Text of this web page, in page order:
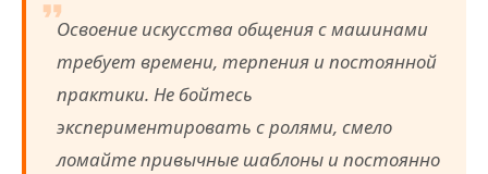
Освоение искусства общения с машинами
требует времени, терпения и постоянной
практики. Не бойтесь
экспериментировать с ролями, смело
ломайте привычные шаблоны и постоянно